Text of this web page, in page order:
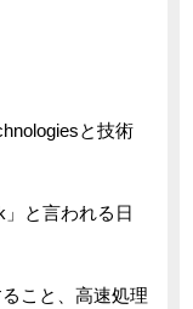
と技術
」と言われる日
こと、高速処理